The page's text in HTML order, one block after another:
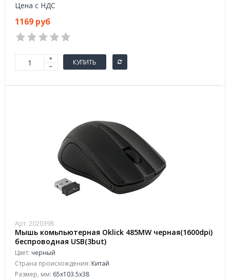
Цена с НДС
1169 руб
КУПИТЬ
Арт. 2020398
Мышь комьпьютерная Oklick 485MW черная(1600dpi)
беспроводная USB(3but)
Цвет: черный
Страна происхождения: Китай
Размер, мм: 65x103.5x38